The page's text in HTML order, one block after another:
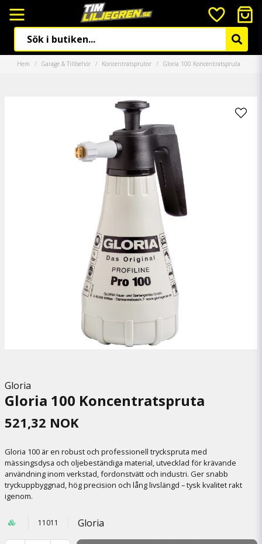
Hem Garage & Tillbehör Koncentratsprutor Gloria 100 Koncentratspruta
Gloria
Gloria 100 Koncentratspruta
521,32 NOK
Gloria 100 är en robust och professionell tryckspruta med
mässingsdysa och oljebeständiga material, utvecklad för krävande
användning inom verkstad, fordonstvätt och industri. Ger snabb
tryckuppbyggnad, hög precision och lång livslängd – tysk kvalitet rakt
igenom.
11011 Gloria